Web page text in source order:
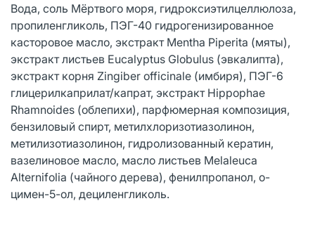
Вода, соль Мёртвого моря, гидроксиэтилцеллюлоза,
пропиленгликоль, ПЭГ-40 гидрогенизированное
касторовое масло, экстракт Mentha Piperita (мяты),
экстракт листьев Eucalyptus Globulus (эвкалипта),
экстракт корня Zingiber officinale (имбиря), ПЭГ-6
глицерилкаприлат/капрат, экстракт Hippophae
Rhamnoides (облепихи), парфюмерная композиция,
бензиловый спирт, метилхлоризотиазолинон,
метилизотиазолинон, гидролизованный кератин,
вазелиновое масло, масло листьев Melaleuca
Alternifolia (чайного дерева), фенилпропанол, о-
цимен-5-ол, дециленгликоль.